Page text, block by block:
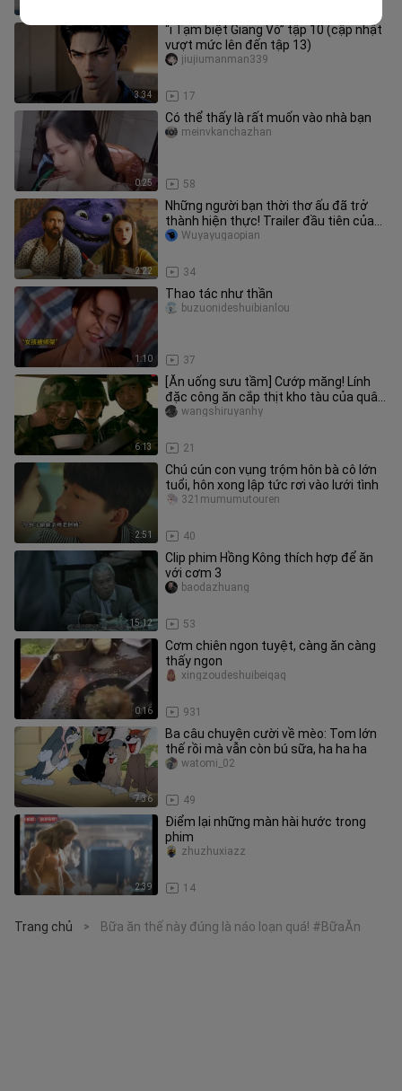
3:34
“i Tạm biệt Giang Vô” tập 10 (cập nhật
vượt mức lên đến tập 13)
17
jiujiumanman339
0:25
Có thể thấy là rất muốn vào nhà bạn
58
meinvkanchazhan
2:22
Những người bạn thời thơ ấu đã trở
thành hiện thực! Trailer đầu tiên của
bộ phim hài giả tưởng năm 2
34
Wuyayugaopian
1:10
Thao tác như thần
37
buzuonideshuibianlou
6:13
[Ăn uống sưu tầm] Cướp măng! Lính
đặc công ăn cắp thịt kho tàu của quân
xanh rồi bỏ thuốc vào nồi~
21
wangshiruyanhy
2:51
Chú cún con vụng trộm hôn bà cô lớn
tuổi, hôn xong lập tức rơi vào lưới tình
40
321mumumutouren
15:12
Clip phim Hồng Kông thích hợp để ăn
với cơm 3
53
baodazhuang
0:16
Cơm chiên ngon tuyệt, càng ăn càng
thấy ngon
931
xingzoudeshuibeiqaq
7:36
Ba câu chuyện cười về mèo: Tom lớn
thế rồi mà vẫn còn bú sữa, ha ha ha
49
watomi_02
2:39
Điểm lại những màn hài hước trong
phim
14
zhuzhuxiazz
Trang chủ > Bữa ăn thế này đúng là náo loạn quá! #BữaĂn